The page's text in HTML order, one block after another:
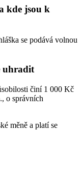
kde jsou k
se podává volnou
uhradit
činí 1 000 Kč
o správních
měně a platí se